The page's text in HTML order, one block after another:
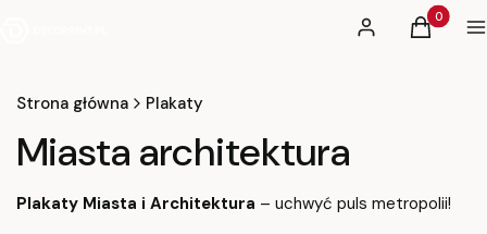
Zaloguj sięProdukty
Koszyk
Strona główna Plakaty
Miasta architektura
Plakaty Miasta i Architektura – uchwyć puls metropolii!